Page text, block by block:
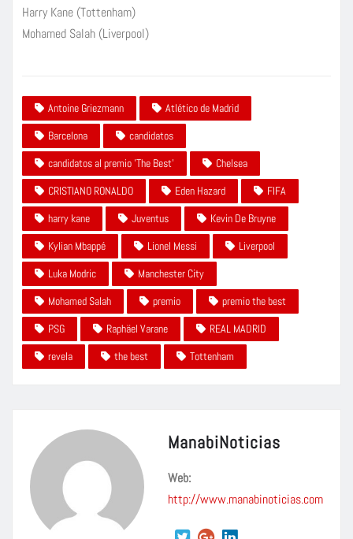
Harry Kane (Tottenham)
Mohamed Salah (Liverpool)
Antoine Griezmann
Atlético de Madrid
Barcelona
candidatos
candidatos al premio 'The Best'
Chelsea
CRISTIANO RONALDO
Eden Hazard
FIFA
harry kane
Juventus
Kevin De Bruyne
Kylian Mbappé
Lionel Messi
Liverpool
Luka Modric
Manchester City
Mohamed Salah
premio
premio the best
PSG
Raphäel Varane
REAL MADRID
revela
the best Tottenham
ManabiNoticias
Web:
http://www.manabinoticias.com